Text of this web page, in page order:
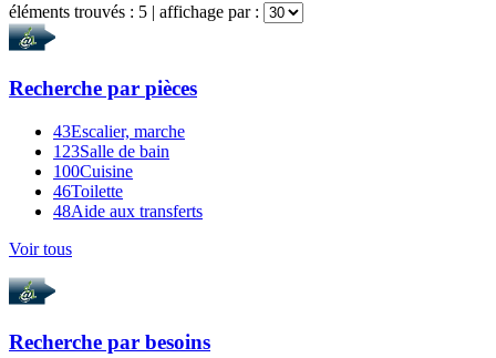
éléments trouvés : 5 | affichage par :
Recherche par pièces
43Escalier, marche
123Salle de bain
100Cuisine
46Toilette
48Aide aux transferts
Voir tous
Recherche par besoins